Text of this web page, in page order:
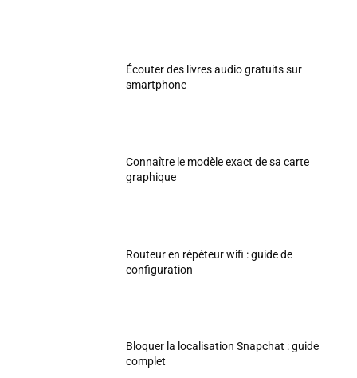
Écouter des livres audio gratuits sur
smartphone
Connaître le modèle exact de sa carte
graphique
Routeur en répéteur wifi : guide de
configuration
Bloquer la localisation Snapchat : guide
complet